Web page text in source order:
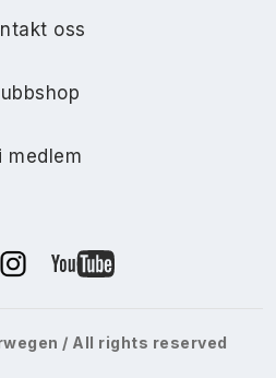
oss
medlem
/ All rights reserved